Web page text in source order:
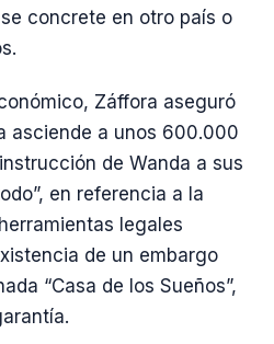
concrete en otro país o
Záffora aseguró
asciende a unos 600.000
de Wanda a sus
en referencia a la
legales
de un embargo
“Casa de los Sueños”,